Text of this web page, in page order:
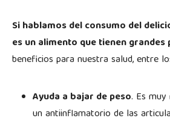
Si hablamos del consumo del
es un alimento que tienen grandes
beneficios para nuestra salud, entre
Ayuda a bajar de peso. Es
un antiinflamatorio de las